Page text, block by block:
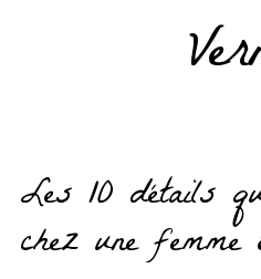
Les 10 détails
chez une femme